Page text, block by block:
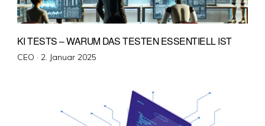
KI TESTS – WARUM DAS TESTEN ESSENTIELL IST
CEO · Veröffentlicht
2. Januar 2025